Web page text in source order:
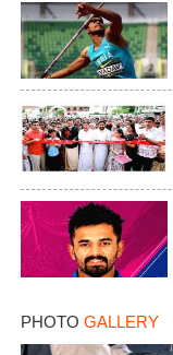
PHOTO GALLERY